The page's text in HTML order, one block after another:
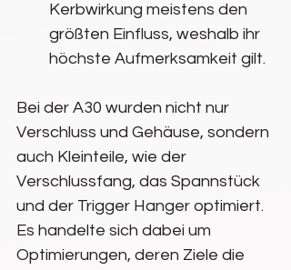
Kerbwirkung meistens den
größten Einfluss, weshalb ihr
höchste Aufmerksamkeit gilt.
Bei der A30 wurden nicht nur
Verschluss und Gehäuse, sondern
auch Kleinteile, wie der
Verschlussfang, das Spannstück
und der Trigger Hanger optimiert.
Es handelte sich dabei um
Optimierungen, deren Ziele die